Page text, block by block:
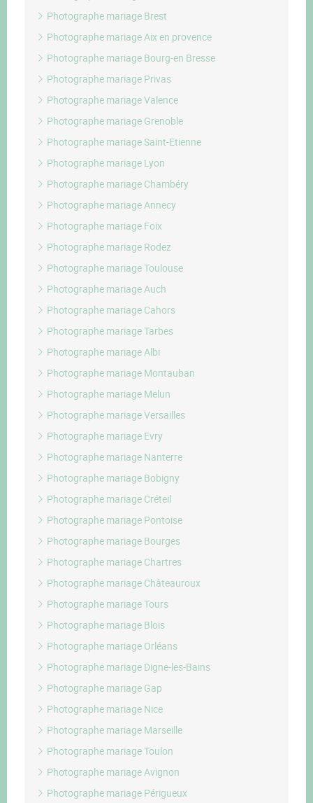
Photographe mariage Brest
Photographe mariage Aix en provence
Photographe mariage Bourg-en Bresse
Photographe mariage Privas
Photographe mariage Valence
Photographe mariage Grenoble
Photographe mariage Saint-Etienne
Photographe mariage Lyon
Photographe mariage Chambéry
Photographe mariage Annecy
Photographe mariage Foix
Photographe mariage Rodez
Photographe mariage Toulouse
Photographe mariage Auch
Photographe mariage Cahors
Photographe mariage Tarbes
Photographe mariage Albi
Photographe mariage Montauban
Photographe mariage Melun
Photographe mariage Versailles
Photographe mariage Evry
Photographe mariage Nanterre
Photographe mariage Bobigny
Photographe mariage Créteil
Photographe mariage Pontoise
Photographe mariage Bourges
Photographe mariage Chartres
Photographe mariage Châteauroux
Photographe mariage Tours
Photographe mariage Blois
Photographe mariage Orléans
Photographe mariage Digne-les-Bains
Photographe mariage Gap
Photographe mariage Nice
Photographe mariage Marseille
Photographe mariage Toulon
Photographe mariage Avignon
Photographe mariage Périgueux